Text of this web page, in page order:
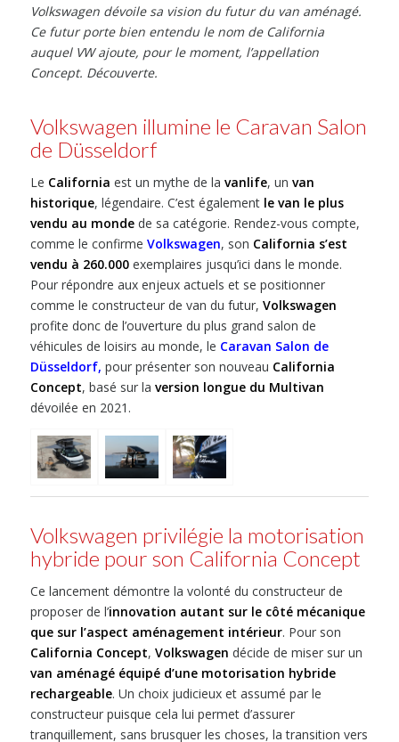
Volkswagen dévoile sa vision du futur du van aménagé.
Ce futur porte bien entendu le nom de California
auquel VW ajoute, pour le moment, l’appellation
Concept. Découverte.
Volkswagen illumine le Caravan Salon
de Düsseldorf
Le California est un mythe de la vanlife, un van
historique, légendaire. C’est également le van le plus
vendu au mondede sa catégorie. Rendez-vous compte,
comme le confirme Volkswagen, son California s’est
vendu à 260.000exemplaires jusqu’ici dans le monde.
Pour répondre aux enjeux actuels et se positionner
comme le constructeur de van du futur, Volkswagen
profite donc de l’ouverture du plus grand salon de
véhicules de loisirs au monde, le Caravan Salon de
Düsseldorf, pour présenter son nouveau California
Concept, basé sur la version longue du Multivan
dévoilée en 2021.
Volkswagen privilégie la motorisation
hybride pour son California Concept
Ce lancement démontre la volonté du constructeur de
proposer de l’innovation autant sur le côté mécanique
que sur l’aspect aménagement intérieur. Pour son
California Concept, Volkswagen décide de miser sur un
van aménagé équipé d’une motorisation hybride
rechargeable. Un choix judicieux et assumé par le
constructeur puisque cela lui permet d’assurer
tranquillement, sans brusquer les choses, la transition vers